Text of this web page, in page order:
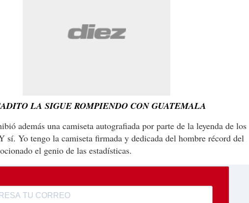
LA SIGUE ROMPIENDO CON GUATEMALA
además una camiseta autografiada por parte de la leyenda de los
sí. Yo tengo la camiseta firmada y dedicada del hombre récord del
el genio de las estadísticas.